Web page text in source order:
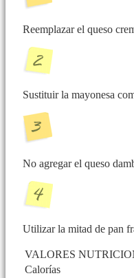
Reemplazar el queso
Sustituir la mayonesa
No agregar el queso
Utilizar la mitad de pan
VALORES
Calorías